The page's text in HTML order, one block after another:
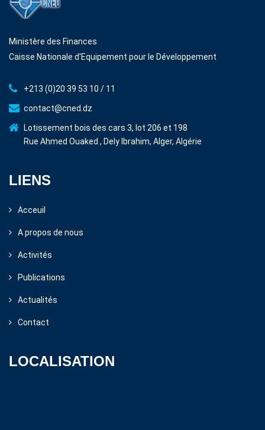
Ministère des Finances
Caisse Nationale d'Equipement pour le Développement
+213 (0)20 39 53 10 / 11
contact@cned.dz
Lotissement bois des cars 3, lot 206 et 198
Rue Ahmed Ouaked , Dely Ibrahim, Alger, Algérie
LIENS
Acceuil
A propos de nous
Activités
Publications
Actualités
Contact
LOCALISATION